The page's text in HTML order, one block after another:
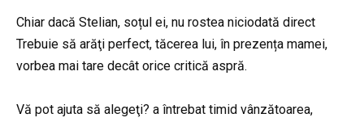
Chiar dacă Stelian, soțul ei, nu rostea niciodată direct
Trebuie să arăţi perfect, tăcerea lui, în prezența mamei,
vorbea mai tare decât orice critică aspră.
Vă pot ajuta să alegeţi? a întrebat timid vânzătoarea,